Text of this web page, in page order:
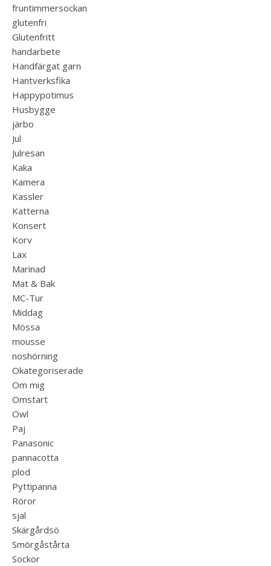
fruntimmersockan
glutenfri
Glutenfritt
handarbete
Handfärgat garn
Hantverksfika
Happypotimus
Husbygge
järbo
Jul
Julresan
Kaka
Kamera
Kassler
Katterna
Konsert
Korv
Lax
Marinad
Mat & Bak
MC-Tur
Middag
Mössa
mousse
noshörning
Okategoriserade
Om mig
Omstart
Owl
Paj
Panasonic
pannacotta
plod
Pyttipanna
Röror
sjal
Skärgårdsö
Smörgåstårta
Sockor